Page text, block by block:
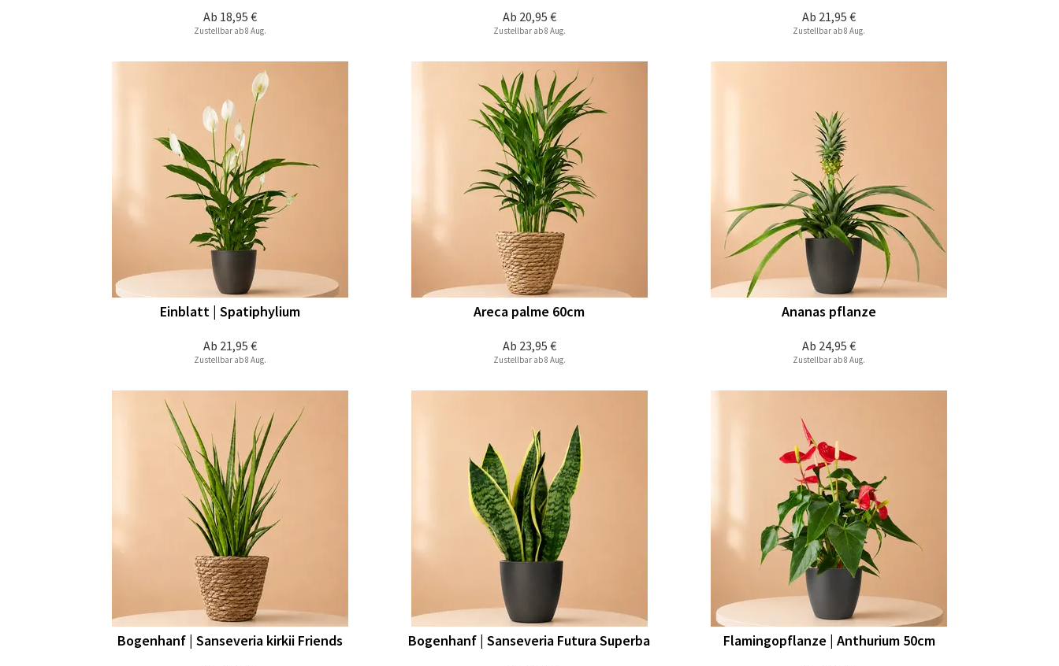
Ab 18,95 €
Zustellbar ab 8 Aug.
Ab 20,95 €
Zustellbar ab 8 Aug.
Ab 21,95 €
Zustellbar ab 8 Aug.
Ab 21,95 €
Einblatt | Spatiphylium
Zustellbar ab 8 Aug.
Ab 23,95 €
Areca palme 60cm
Zustellbar ab 8 Aug.
Ab 24,95 €
Ananas pflanze
Zustellbar ab 8 Aug.
Bogenhanf | Sanseveria kirkii Friends Bogenhanf | Sanseveria Futura Superba Flamingopflanze | Anthurium 50cm